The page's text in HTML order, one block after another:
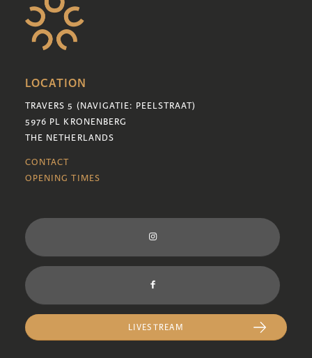
LOCATION
TRAVERS 5 (NAVIGATIE: PEELSTRAAT)
5976 PL KRONENBERG
THE NETHERLANDS
CONTACT
OPENING TIMES
LIVESTREAM